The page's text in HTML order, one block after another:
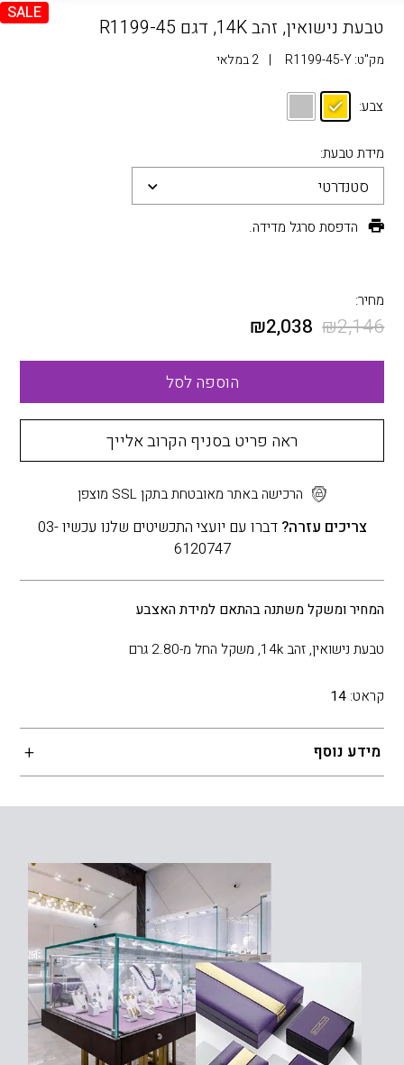
SALE
טבעת נישואין, זהב 14K, דגם R1199-45
מק"ט:R1199-45-Y
| 2 במלאי
צבע:
מידת טבעת:
סטנדרטי
הדפסת סרגל מדידה.
מחיר:
₪2,146
₪2,038
הוספה לסל
ראה פריט בסניף הקרוב אלייך
הרכישה באתר מאובטחת בתקן SSL מוצפן
צריכים עזרה?
דברו עם יועצי התכשיטים שלנו עכשיו 03-
6120747
המחיר ומשקל משתנה בהתאם למידת האצבע
טבעת נישואין, זהב 14k, משקל החל מ-2.80 גרם
קראט: 14
מידע נוסף